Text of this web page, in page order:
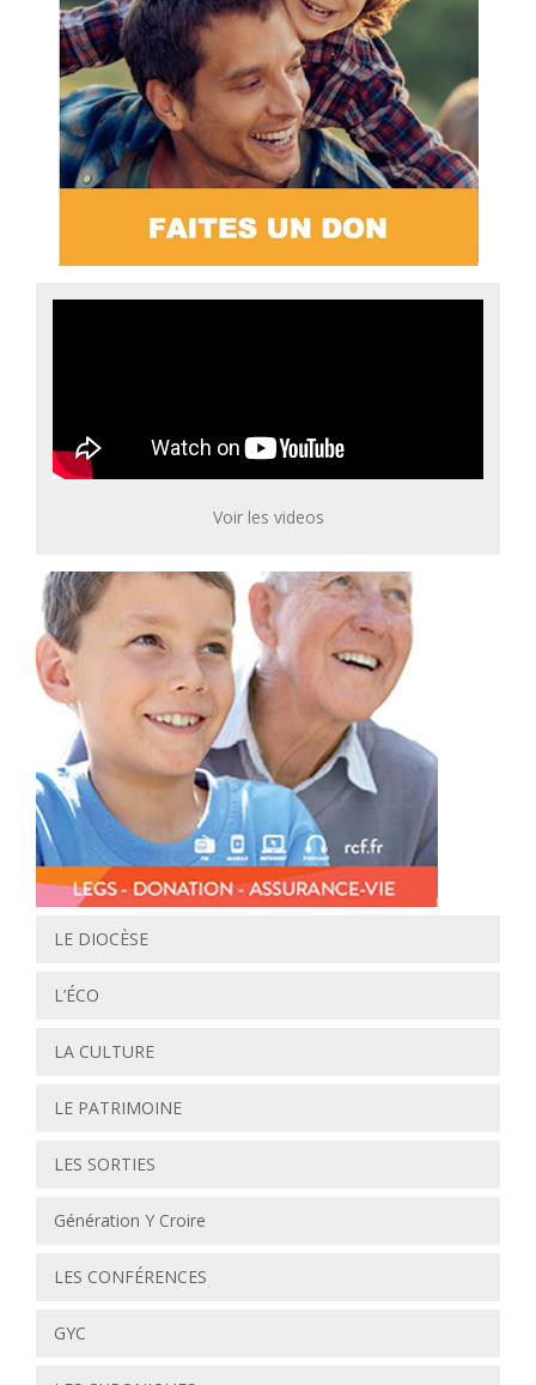
Voir les videos
LE DIOCÈSE
L’ÉCO
LA CULTURE
LE PATRIMOINE
LES SORTIES
Génération Y Croire
LES CONFÉRENCES
GYC